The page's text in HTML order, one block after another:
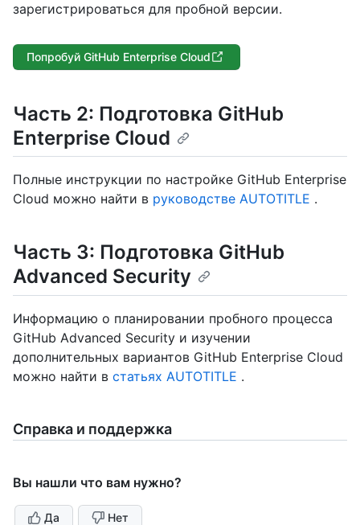
зарегистрироваться для пробной версии.
Попробуй GitHub Enterprise Cloud
Часть 2: Подготовка GitHub
Enterprise Cloud
Полные инструкции по настройке GitHub Enterprise
Cloud можно найти в руководстве AUTOTITLE .
Часть 3: Подготовка GitHub
Advanced Security
Информацию о планировании пробного процесса
GitHub Advanced Security и изучении
дополнительных вариантов GitHub Enterprise Cloud
можно найти в статьях AUTOTITLE .
Справка и поддержка
Вы нашли что вам нужно?
Да Нет